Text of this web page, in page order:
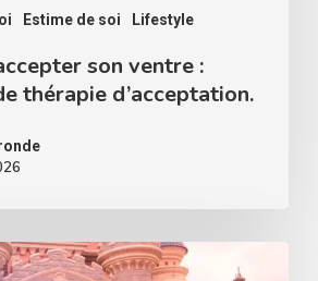
Estime de soi Lifestyle
son ventre :
thérapie d’acceptation.